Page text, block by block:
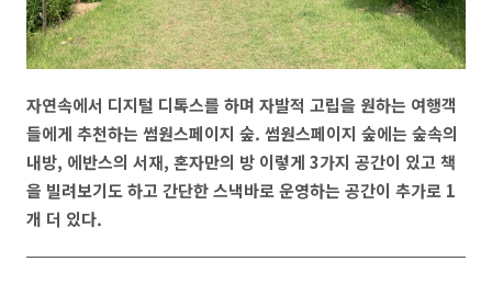
자연속에서 디지털 디톡스를 하며 자발적 고립을 원하는 여행객
들에게 추천하는 썸원스페이지 숲. 썸원스페이지 숲에는 숲속의
내방, 에반스의 서재, 혼자만의 방 이렇게 3가지 공간이 있고 책
을 빌려보기도 하고 간단한 스낵바로 운영하는 공간이 추가로 1
개 더 있다.